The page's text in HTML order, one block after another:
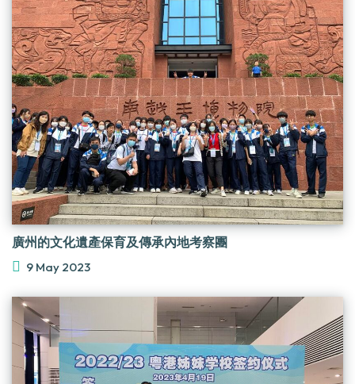
廣州的文化遺產保育及傳承內地考察團
9 May 2023